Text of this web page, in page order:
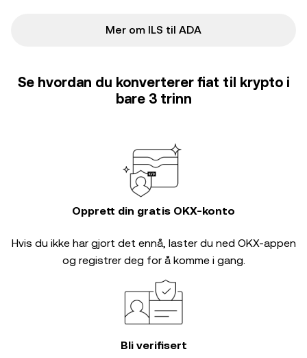
Mer om ILS til ADA
Se hvordan du konverterer fiat til krypto i
bare 3 trinn
Opprett din gratis OKX-konto
Hvis du ikke har gjort det ennå, laster du ned OKX-appen
og registrer deg for å komme i gang.
Bli verifisert